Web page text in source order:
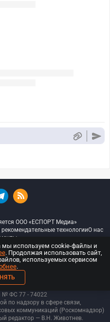
ООО «ЕСПОРТ Медиа»
технологииО нас
— Все права защищены
о регистрации средств массовой
№ ФС 77 - 74022
по надзору в сфере связи,
коммуникаций (Роскомнадзор)
редактор — В.Н. Животнев.
мы используем cookie-файлы и
. Продолжая использовать сайт,
используемых сервисом
.